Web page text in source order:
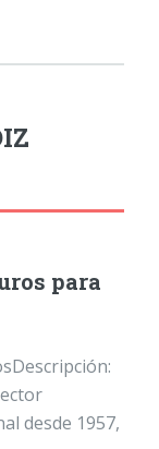
para
desde 1957,